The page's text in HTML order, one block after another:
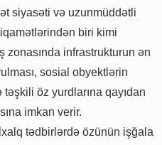
siyasəti və uzunmüddətli
biri kimi
zonasında infrastrukturun ən
sosial obyektlərin
öz yurdlarına qayıdan
imkan verir.
tədbirlərdə özünün işğala